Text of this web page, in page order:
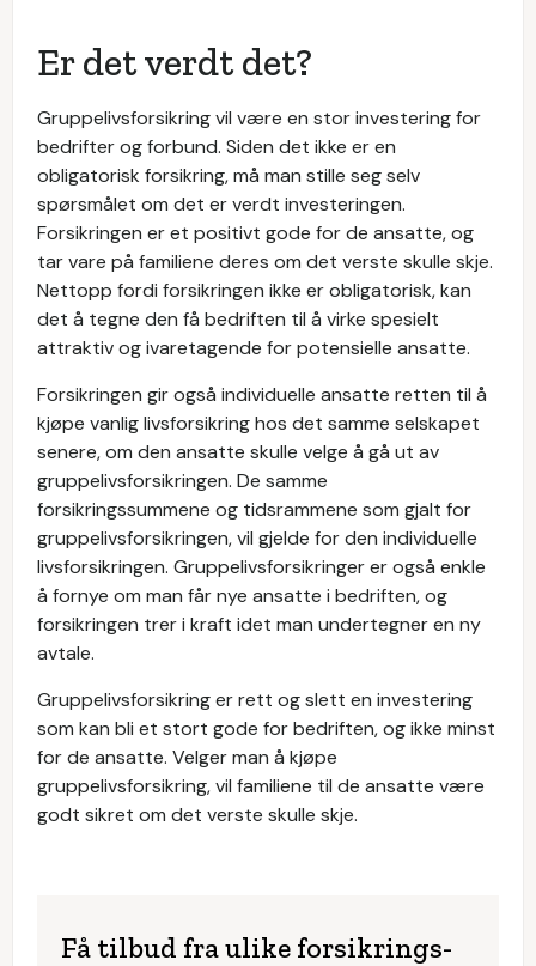
Er det verdt det?
Gruppelivsforsikring vil være en stor investering for
bedrifter og forbund. Siden det ikke er en
obligatorisk forsikring, må man stille seg selv
spørsmålet om det er verdt investeringen.
Forsikringen er et positivt gode for de ansatte, og
tar vare på familiene deres om det verste skulle skje.
Nettopp fordi forsikringen ikke er obligatorisk, kan
det å tegne den få bedriften til å virke spesielt
attraktiv og ivaretagende for potensielle ansatte.
Forsikringen gir også individuelle ansatte retten til å
kjøpe vanlig livsforsikring hos det samme selskapet
senere, om den ansatte skulle velge å gå ut av
gruppelivsforsikringen. De samme
forsikringssummene og tidsrammene som gjalt for
gruppelivsforsikringen, vil gjelde for den individuelle
livsforsikringen. Gruppelivsforsikringer er også enkle
å fornye om man får nye ansatte i bedriften, og
forsikringen trer i kraft idet man undertegner en ny
avtale.
Gruppelivsforsikring er rett og slett en investering
som kan bli et stort gode for bedriften, og ikke minst
for de ansatte. Velger man å kjøpe
gruppelivsforsikring, vil familiene til de ansatte være
godt sikret om det verste skulle skje.
Få tilbud fra ulike forsikrings­